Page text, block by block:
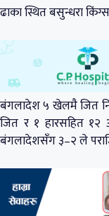
ढाका स्थित बसुन्धरा
बंगलादेश ५ खेलमै जित
जित र १ हारसहित १२
बंगलादेशसँग ३–२ ले